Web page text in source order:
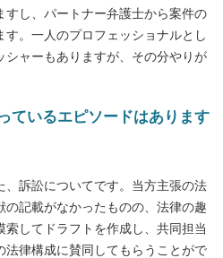
すし、パートナー弁護士から案件の
。一人のプロフェッショナルとし
シャーもありますが、その分やりが
ているエピソードはあります
訴訟についてです。当方主張の法
記載がなかったものの、法律の趣
索してドラフトを作成し、共同担当
法律構成に賛同してもらうことがで